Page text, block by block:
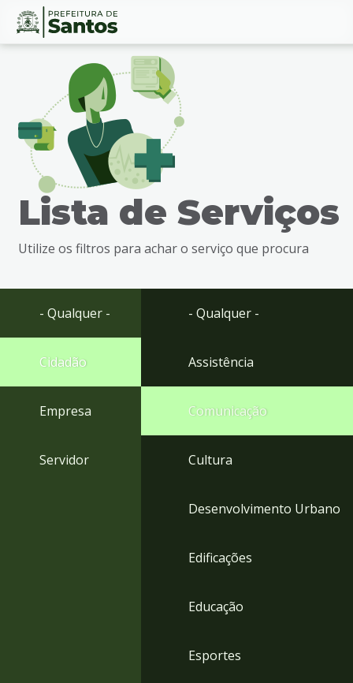
Ir
busca
Ir
rodapé
Conteúdo
Lista de Serviços
Utilize os filtros para achar o serviço que procura
- Qualquer -
Cidadão
Empresa
Servidor
- Qualquer -
Assistência
Comunicação
Cultura
Desenvolvimento Urbano
Edificações
Educação
Esportes